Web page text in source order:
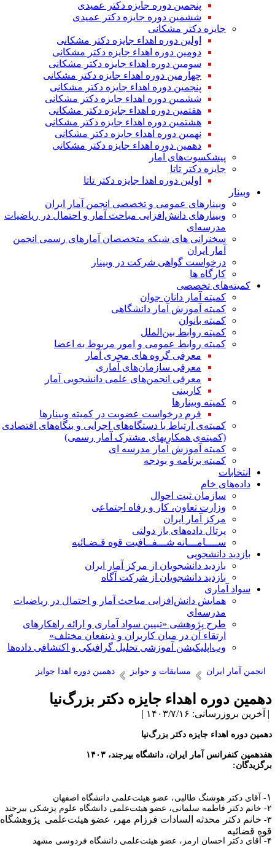
پنجمین دوره جایزه دکتر عمیدی
ششمین دوره جایزه دکتر عمیدی
جایزه دکتر مشکانی
اولین دوره اهداء جایزه دکتر مشکانی
دومین دوره اهداء جایزه دکتر مشکانی
سومین دوره اهداء جایزه دکتر مشکانی
چهارمین دوره اهداء جایزه دکتر مشکانی
پنجمین دوره اهداء جایزه دکتر مشکانی
ششمین دوره اهداء جایزه دکتر مشکانی
هفتمین دوره اهداء جایزه دکتر مشکانی
هشتمین دوره اهداء جایزه دکتر مشکانی
نهمین دوره اهداء جایزه دکتر مشکانی
دهمین دوره اهداء جایزه دکتر مشکانی
پیشکسوت‌های آمار
جایزه دکتر تاتا
اولین دوره اهدا جایزه دکتر تاتا
وبینار
وبینارهای عمومی و تخصصی انجمن آمار ایران
وبینارهای دانش‌افزایی مباحث آمار و احتمال در ریاضیات
مدرسه‌ای
سخنرانی های شبکه متخصصان آمارهای رسمی انجمن
آمار ایران
درخواست گواهی شرکت در وبینار
کارگاه ها
کمیته‌های تخصصی
کمیته آمار دانان جوان
کمیته آموزش آمار دانشگاهی
کمیته بانوان
کمیته روابط بین‌الملل
کمیته روابط عمومی و امور مربوط به اعضا
معرفی گروه های مجری آمار
معرفی سازمان‌های آماری
معرفی انجمن‌های علمی دانشجویی آمار
کاربینی
کمیته وبینارها
فرم درخواست عضویت در کمیته وبینارها
کمیته‌ی ارتباط با دستگاه‌های اجرایی و بنگاه‌های اقتصادی
(کمیته‌ی همکاریهای مشترک آمار رسمی)
کمیته آموزش آمار مدرسه ای
کمیته برنامه و بودجه
انتخابات
داده‌های خام
سازمان ثبت احوال
وزارت تعاون، کار و رفاه اجتماعی
مرکز آمار ایران
پرتال داده‌های باز دولتی
ســــامـــانه شـــفــافیت قوه قـضـائیه
بازدید دانشجویی
بازدید دانشجویان از مرکز آمار ایران
بازدید دانشجویان از شرکت آگاه
سواد آماری
همایش دانش‌افزایی مباحث آمار و احتمال در ریاضیات
مدرسه‌ای
طرح پژوهشی «تبیین سواد آماری و ارائه راهکارهای
ارتقاء آن در میان کاربران و ذینفعان مختلف»
وب‌اپلیکیشن آموزشی تحلیل گرافیکی و اکتشافی داده‌ها
انجمن آمار ایران مسابقات و جوایز دهمین دوره اهدا جوایز
دوره اهداء جایزه دکتر بزرگ‌نیا
بروزرسانی: ۱۴۰۳/۷/۱۶ |
دوره اهداء جایزه دکتر بزرگ‌نیا
کنفرانس آمار ایران، دانشگاه بیرجند، ۱۴۰۳
-آقای دکتر هوشنگ طالبی، عضو هیئت‌علمی دانشگاه اصفهان
خانم دکتر فاطمه سلمانی، عضو هیئت‌علمی دانشگاه علوم پزشکی بیرجند
خانم دکتر محدثه السادات فرزام مهر، عضو هیئت‌علمی پژوهشگاه
قضائیه